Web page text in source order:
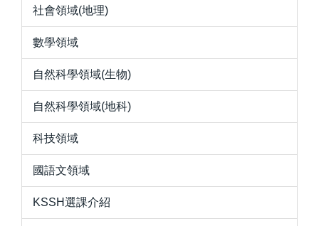
社會領域(地理)
數學領域
自然科學領域(生物)
自然科學領域(地科)
科技領域
國語文領域
KSSH選課介紹